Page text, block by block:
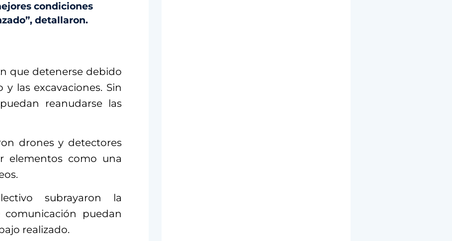
condiciones
detallaron.
que detenerse debido
las excavaciones. Sin
reanudarse las
drones y detectores
elementos como una
subrayaron la
puedan
realizado.